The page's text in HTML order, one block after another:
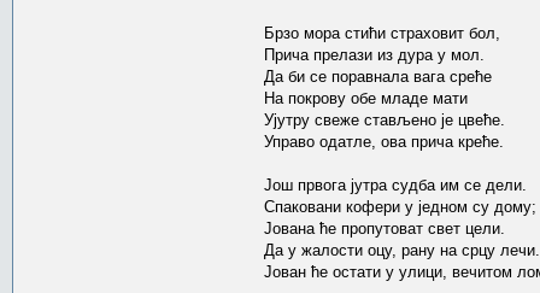
Брзо мора стићи страховит бол,
Прича прелази из дура у мол.
Да би се поравнала вага среће
На покрову обе младе мати
Ујутру свеже стављено је цвеће.
Управо одатле, ова прича креће.
Још првога јутра судба им се дели.
Спаковани кофери у једном су дому;
Јована ће пропутоват свет цели.
Да у жалости оцу, рану на срцу лечи.
Јован ће остати у улици, вечитом